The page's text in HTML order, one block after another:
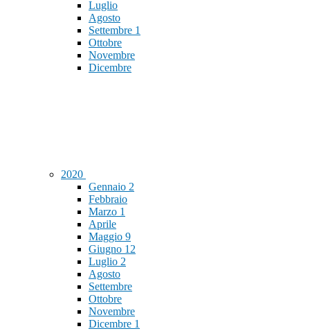
Luglio
Agosto
Settembre 1
Ottobre
Novembre
Dicembre
2020
Gennaio 2
Febbraio
Marzo 1
Aprile
Maggio 9
Giugno 12
Luglio 2
Agosto
Settembre
Ottobre
Novembre
Dicembre 1